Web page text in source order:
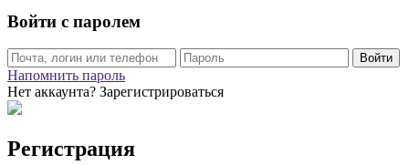
Войти с паролем
Войти
Напомнить пароль
Нет аккаунта? Зарегистрироваться
Регистрация